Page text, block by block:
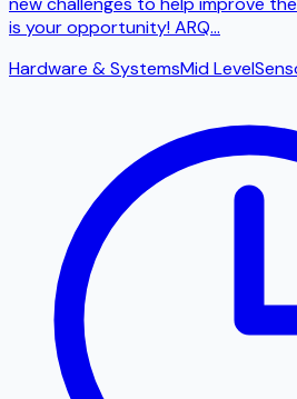
is your opportunity! ARQ...
Hardware & SystemsMid Level